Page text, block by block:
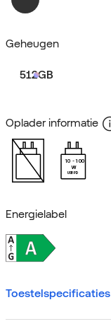
Geheugen
512GB
Oplader informatie
10
100
W
USB PD
Energielabel
Toestelspecificaties